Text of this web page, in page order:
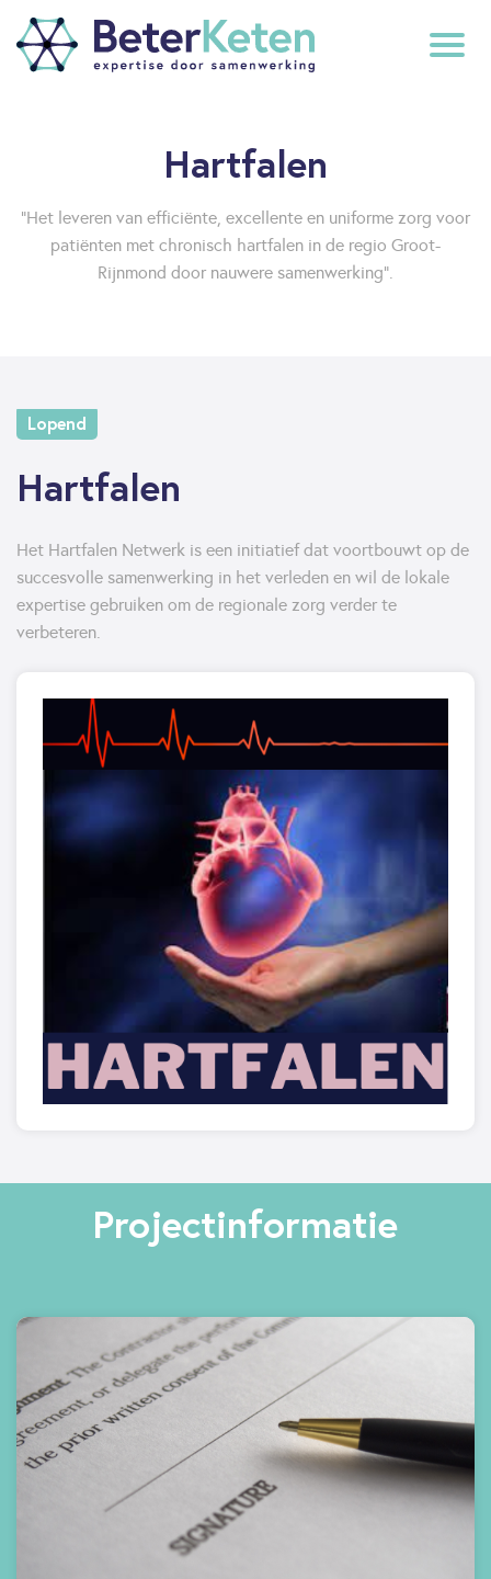
subscribe
Hartfalen
“Het leveren van efficiënte, excellente en uniforme zorg voor
patiënten met chronisch hartfalen in de regio Groot-
Rijnmond door nauwere samenwerking”.
Lopend
Hartfalen
Het Hartfalen Netwerk is een initiatief dat voortbouwt op de
succesvolle samenwerking in het verleden en wil de lokale
expertise gebruiken om de regionale zorg verder te
verbeteren.
Projectinformatie